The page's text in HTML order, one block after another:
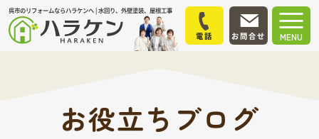
呉市のリフォームならハラケンへ | 水回り、外壁塗装、屋根工事
MENU
電話 お問合せ
お役立ちブログ